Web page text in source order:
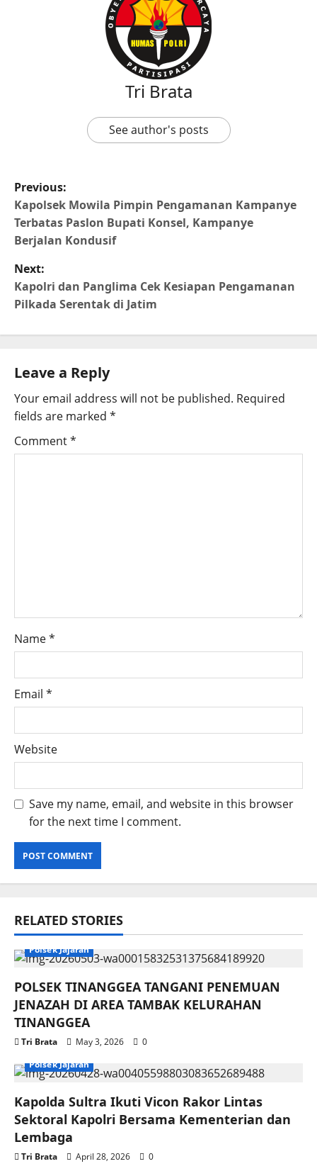
Tri Brata
See author's posts
Previous:
Kapolsek Mowila Pimpin Pengamanan Kampanye
Terbatas Paslon Bupati Konsel, Kampanye
Berjalan Kondusif
Next:
Kapolri dan Panglima Cek Kesiapan Pengamanan
Pilkada Serentak di Jatim
Leave a Reply
Your email address will not be published. Required
fields are marked *
Comment*
Name*
Email *
Website
Save my name, email, and website in this browser
for the next time I comment.
RELATED STORIES
Polsek Jajaran
POLSEK TINANGGEA TANGANI PENEMUAN
JENAZAH DI AREA TAMBAK KELURAHAN
TINANGGEA
Tri Brata May 3, 2026
0
Polsek Jajaran
Kapolda Sultra Ikuti Vicon Rakor Lintas
Sektoral Kapolri Bersama Kementerian dan
Lembaga
Tri Brata April 28, 2026
0